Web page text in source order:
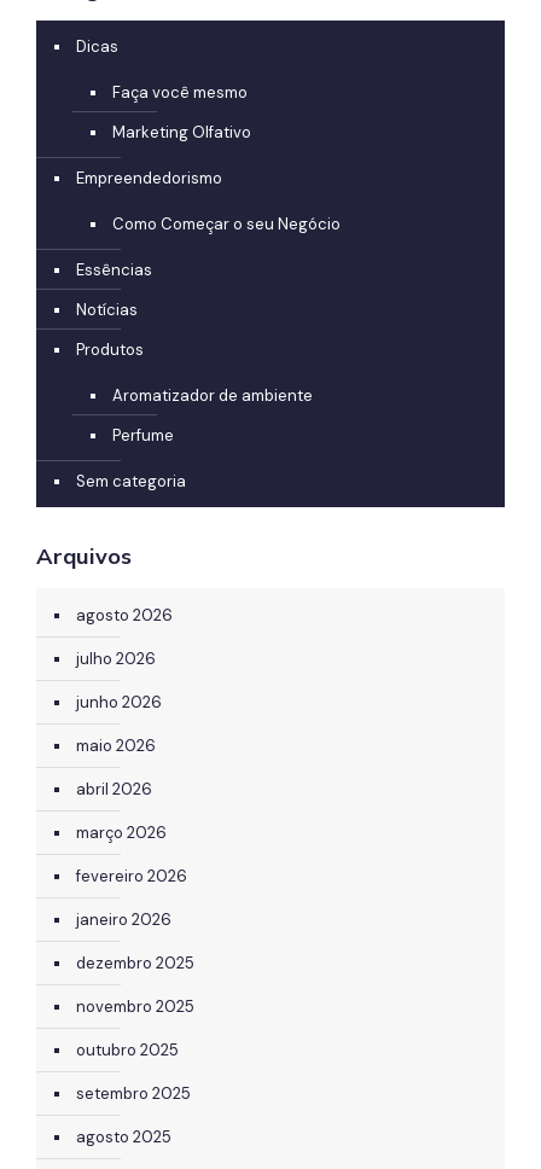
Dicas
Faça você mesmo
Marketing Olfativo
Empreendedorismo
Como Começar o seu Negócio
Essências
Notícias
Produtos
Aromatizador de ambiente
Perfume
Sem categoria
Arquivos
agosto 2026
julho 2026
junho 2026
maio 2026
abril 2026
março 2026
fevereiro 2026
janeiro 2026
dezembro 2025
novembro 2025
outubro 2025
setembro 2025
agosto 2025